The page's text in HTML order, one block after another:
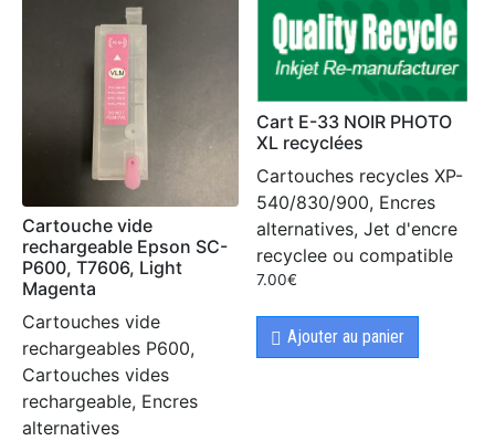
Cartouche vide
rechargeable Epson SC-
P600, T7606, Light
Magenta
Cartouches vide
rechargeables P600,
Cartouches vides
rechargeable, Encres
alternatives
Cart E-33 NOIR PHOTO
XL recyclées
Cartouches recycles XP-
540/830/900, Encres
alternatives, Jet d'encre
recyclee ou compatible
7.00€
Ajouter au panier